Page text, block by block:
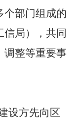
个部门组成的
信局），共同
调整等重要事
设方先向区